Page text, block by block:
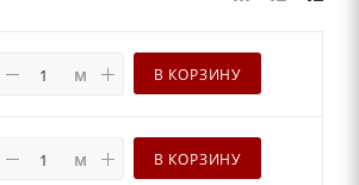
м В КОРЗИНУ
м В КОРЗИНУ